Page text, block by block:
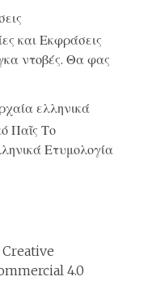
και Εκφράσεις
ντοβές. Θα φας
ελληνικά
Παῖς Το
Ετυμολογία
Creative
4.0